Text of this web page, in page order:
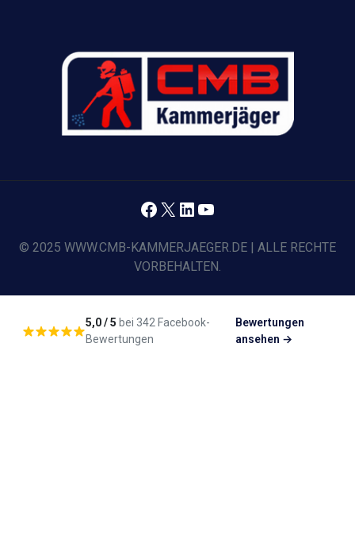
© 2025 WWW.CMB-KAMMERJAEGER.DE | ALLE RECHTE
VORBEHALTEN.
Facebook
X LinkedIn
YouTube
5,0 / 5 bei 342 Facebook-
Bewertungen
Bewertungen
ansehen →